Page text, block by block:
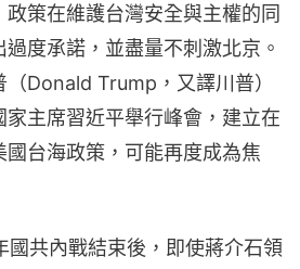
策在維護台灣安全與主權的同
度承諾，並盡量不刺激北京。
Donald Trump，又譯川普）
主席習近平舉行峰會，建立在
國台海政策，可能再度成為焦
國共內戰結束後，即使蔣介石領